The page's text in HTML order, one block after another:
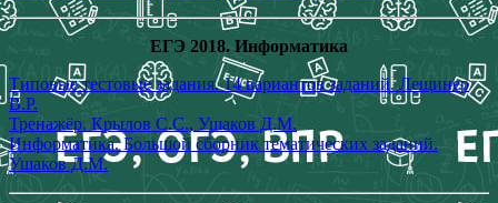
ЕГЭ 2018. Информатика
Типовые тестовые задания. 14 вариантов заданий. Лещинер
В.Р.
Тренажёр. Крылов С.С., Ушаков Д.М.
Информатика. Большой сборник тематических заданий.
Ушаков Д.М.